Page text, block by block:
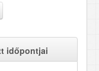
időpontjai